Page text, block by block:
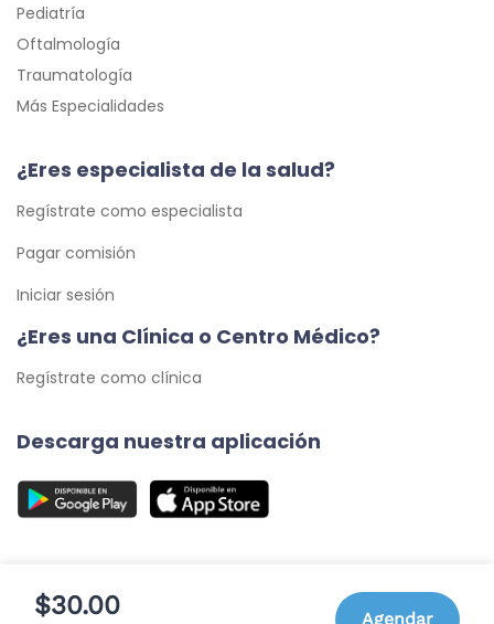
$30.00 Agendar
Pediatría
Oftalmología
Traumatología
Más Especialidades
¿Eres especialista de la salud?
Regístrate como especialista
Pagar comisión
Iniciar sesión
¿Eres una Clínica o Centro Médico?
Regístrate como clínica
Descarga nuestra aplicación